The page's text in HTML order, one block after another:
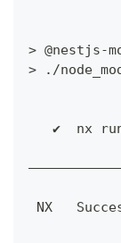
> @nestjs-
> ./
✔  nx
NX